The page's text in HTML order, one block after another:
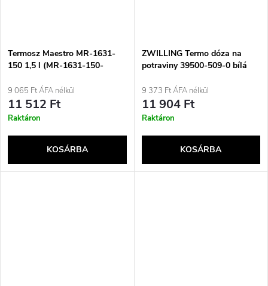
Termosz Maestro MR-1631-
150 1,5 l (MR-1631-150-
9 065 Ft ÁFA nélkül
11 512 Ft
Raktáron
KOSÁRBA
ZWILLING Termo dóza na
potraviny 39500-509-0 bílá
9 373 Ft ÁFA nélkül
11 904 Ft
Raktáron
KOSÁRBA